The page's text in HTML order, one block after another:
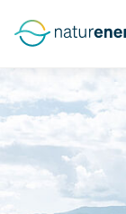
Hauptinhalt